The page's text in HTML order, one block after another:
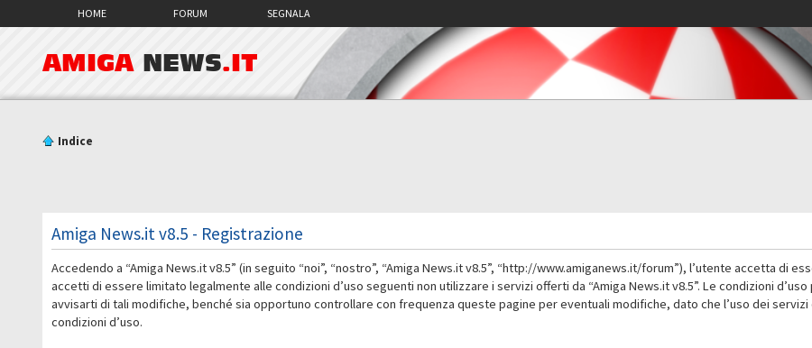
HOME FORUM SEGNALA
AMIGA NEWS.IT
Indice
Amiga News.it v8.5 - Registrazione
Accedendo a “Amiga News.it v8.5” (in seguito “noi”, “nostro”, “Amiga News.it v8.5”, “http://www.amiganews.it/forum”), l’utente accetta di
accetti di essere limitato legalmente alle condizioni d’uso seguenti non utilizzare i servizi offerti da “Amiga News.it v8.5”. Le condizioni
avvisarti di tali modifiche, benché sia opportuno controllare con frequenza queste pagine per eventuali modifiche, dato che l’uso dei
condizioni d’uso.